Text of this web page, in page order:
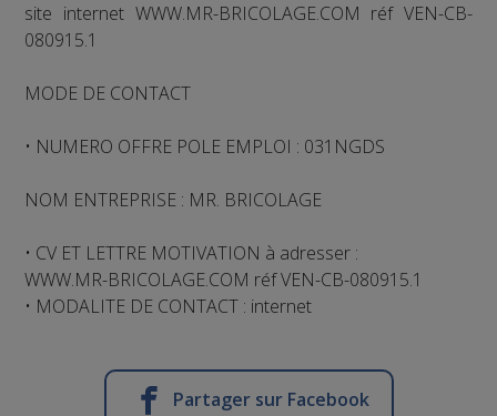
site internet WWW.MR-BRICOLAGE.COM réf VEN-CB-
080915.1
MODE DE CONTACT
• NUMERO OFFRE POLE EMPLOI : 031NGDS
NOM ENTREPRISE : MR. BRICOLAGE
• CV ET LETTRE MOTIVATION à adresser :
WWW.MR-BRICOLAGE.COM réf VEN-CB-080915.1
• MODALITE DE CONTACT : internet
Partager sur Facebook